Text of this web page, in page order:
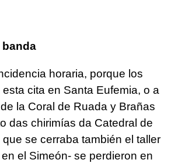
horaria, porque los
cita en Santa Eufemia, o a
la Coral de Ruada y Brañas
das chirimías da Catedral de
se cerraba también el taller
el Simeón- se perdieron en